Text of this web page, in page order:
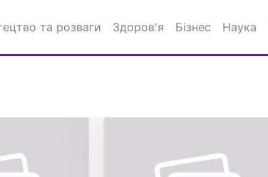
та розваги Здоров'я Бізнес Наука